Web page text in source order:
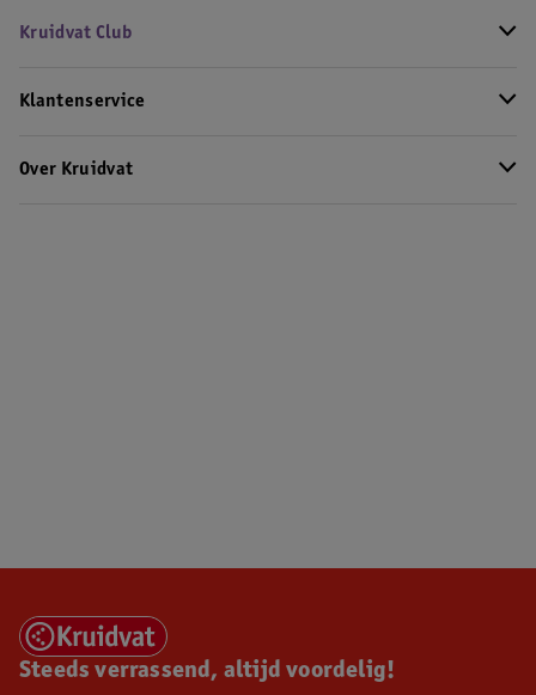
Kruidvat Club
Klantenservice
Over Kruidvat
Steeds verrassend, altijd voordelig!